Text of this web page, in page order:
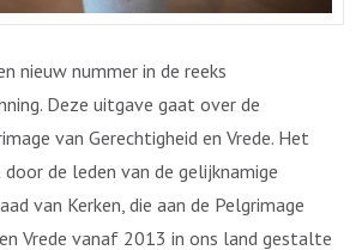
nieuw nummer in de reeks
Deze uitgave gaat over de
van Gerechtigheid en Vrede. Het
de leden van de gelijknamige
van Kerken, die aan de Pelgrimage
Vrede vanaf 2013 in ons land gestalte